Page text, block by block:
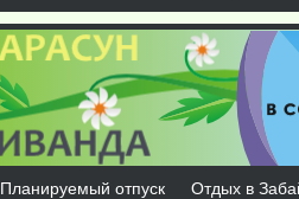
Планируемый отпуск Отдых в